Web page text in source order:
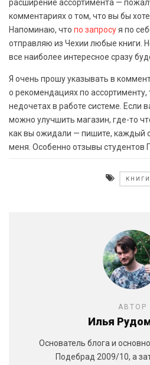
расширение ассортимента —
комментариях о том, что вы бы
Напоминаю, что по запросуя по
отправляю из Чехии любые книги.
все наиболее интересное сразу
Я очень прошу указывать в
о рекомендациях по ассортименту,
недочетах в работе системе. Если
можно улучшить магазин, где-то
как вы ожидали — пишите, каждый
меня. Особенно отзывы студентов
КНИГИ
АВТОР
Илья
Основатель блога и
Подебрад 2009/10, а